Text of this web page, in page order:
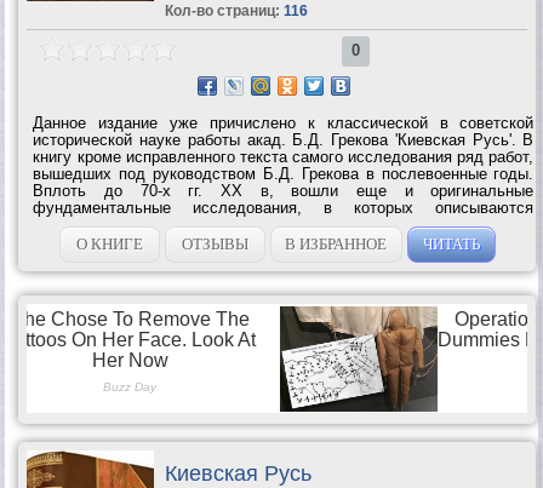
Кол-во страниц: 116
0
Данное издание уже причислено к классической в советской
исторической науке работы акад. Б.Д. Грекова 'Киевская Русь'. В
книгу кроме исправленного текста самого исследования ряд работ,
вышедших под руководством Б.Д. Грекова в послевоенные годы.
Вплоть до 70-х гг. ХХ в, вошли еще и оригинальные
фундаментальные исследования, в которых описываются
социально-экономические процессы в древнерусском...
О КНИГЕ
ОТЗЫВЫ В ИЗБРАННОЕ ЧИТАТЬ
Киевская Русь